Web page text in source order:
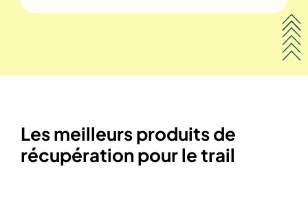
Les meilleurs produits de
récupération pour le trail